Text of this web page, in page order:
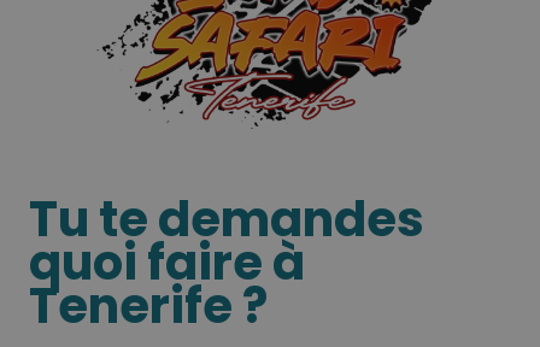
Tu te demandes
quoi faire à
Tenerife ?